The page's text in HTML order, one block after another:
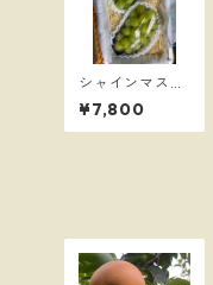
シャインマスカ
ット2房入り 8
0サイズ
¥7,800